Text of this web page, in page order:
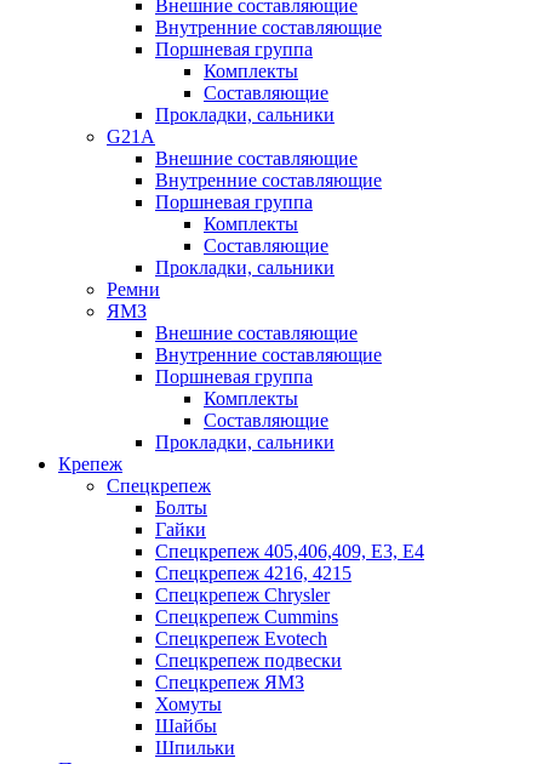
Внешние составляющие
Внутренние составляющие
Поршневая группа
Комплекты
Составляющие
Прокладки, сальники
G21A
Внешние составляющие
Внутренние составляющие
Поршневая группа
Комплекты
Составляющие
Прокладки, сальники
Ремни
ЯМЗ
Внешние составляющие
Внутренние составляющие
Поршневая группа
Комплекты
Составляющие
Прокладки, сальники
Крепеж
Спецкрепеж
Болты
Гайки
Спецкрепеж 405,406,409, Е3, Е4
Спецкрепеж 4216, 4215
Спецкрепеж Chrysler
Спецкрепеж Cummins
Спецкрепеж Evotech
Спецкрепеж подвески
Спецкрепеж ЯМЗ
Хомуты
Шайбы
Шпильки